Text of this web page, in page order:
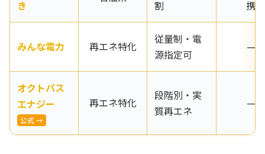
き
割
携
みんな電力 再エネ特化
従量制・電
源指定可
—
オクトパス
エナジー
公式 →
再エネ特化
段階別・実
質再エネ
—